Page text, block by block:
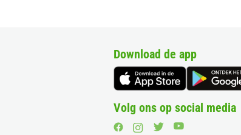
Download de app
Volg ons op social media